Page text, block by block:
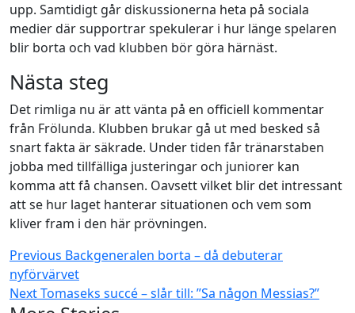
upp. Samtidigt går diskussionerna heta på sociala
medier där supportrar spekulerar i hur länge spelaren
blir borta och vad klubben bör göra härnäst.
Nästa steg
Det rimliga nu är att vänta på en officiell kommentar
från Frölunda. Klubben brukar gå ut med besked så
snart fakta är säkrade. Under tiden får tränarstaben
jobba med tillfälliga justeringar och juniorer kan
komma att få chansen. Oavsett vilket blir det intressant
att se hur laget hanterar situationen och vem som
kliver fram i den här prövningen.
Continue
Reading
Previous Backgeneralen borta – då debuterar
nyförvärvet
NextTomaseks succé – slår till: ”Sa någon Messias?”